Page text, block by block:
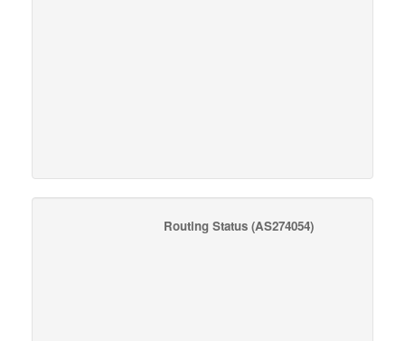
Routing Status(AS274054)